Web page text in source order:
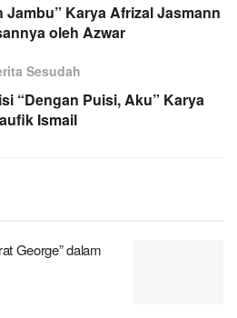
Jambu” Karya Afrizal Jasmann
oleh Azwar
Sesudah
“Dengan Puisi, Aku” Karya
Ismail
George” dalam